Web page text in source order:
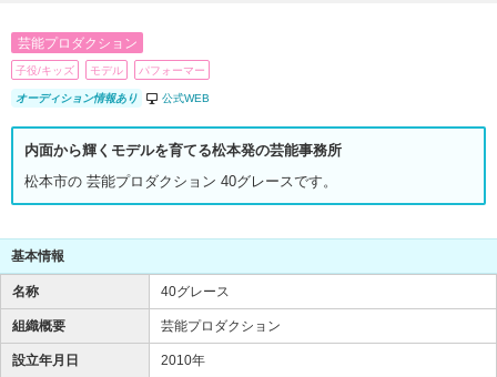
芸能プロダクション
子役/キッズ モデル パフォーマー
オーディション情報あり 公式WEB
内面から輝くモデルを育てる松本発の芸能事務所
松本市の 芸能プロダクション 40グレースです。
基本情報
名称 40グレース
組織概要 芸能プロダクション
設立年月日 2010年